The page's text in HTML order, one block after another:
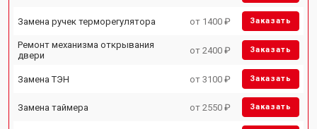
Замена ручек терморегулятора от 1400 ₽ Заказать
Ремонт механизма открывания
двери
от 2400 ₽ Заказать
Замена ТЭН от 3100 ₽ Заказать
Замена таймера от 2550 ₽ Заказать